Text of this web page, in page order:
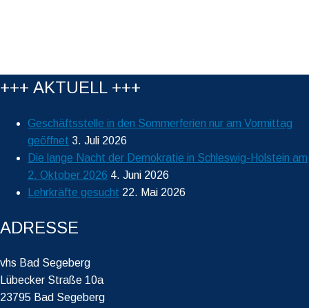
+++ AKTUELL +++
Geschäftsstelle in den Sommerferien nur am Vormittag
geöffnet 3. Juli 2026
Die lange Nacht der Demokratie in Schleswig-Holstein am
2. Oktober 2026 4. Juni 2026
Lehrkräfte gesucht 22. Mai 2026
ADRESSE
vhs Bad Segeberg
Lübecker Straße 10a
23795 Bad Segeberg